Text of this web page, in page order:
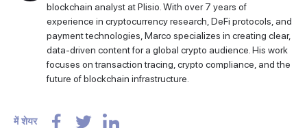
blockchain analyst at Plisio. With over 7 years of
experience in cryptocurrency research, DeFi protocols, and
payment technologies, Marco specializes in creating clear,
data-driven content for a global crypto audience. His work
focuses on transaction tracing, crypto compliance, and the
future of blockchain infrastructure.
में शेयर